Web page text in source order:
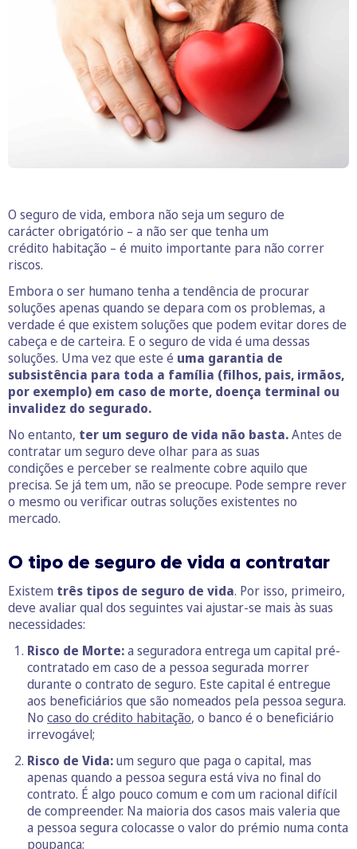
O seguro de vida, embora não seja um seguro de
carácter obrigatório – a não ser que tenha um
crédito habitação – é muito importante para não correr
riscos.
Embora o ser humano tenha a tendência de procurar
soluções apenas quando se depara com os problemas, a
verdade é que existem soluções que podem evitar dores de
cabeça e de carteira. E o seguro de vida é uma dessas
soluções. Uma vez que este é uma garantia de
subsistência para toda a família (filhos, pais, irmãos,
por exemplo) em caso de morte, doença terminal ou
invalidez do segurado.
No entanto, ter um seguro de vida não basta.Antes de
contratar um seguro deve olhar para as suas
condições e perceber se realmente cobre aquilo que
precisa. Se já tem um, não se preocupe. Pode sempre rever
o mesmo ou verificar outras soluções existentes no
mercado.
O tipo de seguro de vida a contratar
Existem três tipos de seguro de vida. Por isso, primeiro,
deve avaliar qual dos seguintes vai ajustar-se mais às suas
necessidades:
Risco de Morte:a seguradora entrega um capital pré-
contratado em caso de a pessoa segurada morrer
durante o contrato de seguro. Este capital é entregue
aos beneficiários que são nomeados pela pessoa segura.
No caso do crédito habitação, o banco é o beneficiário
irrevogável;
Risco de Vida:um seguro que paga o capital, mas
apenas quando a pessoa segura está viva no final do
contrato. É algo pouco comum e com um racional difícil
de compreender. Na maioria dos casos mais valeria que
a pessoa segura colocasse o valor do prémio numa conta
poupança;